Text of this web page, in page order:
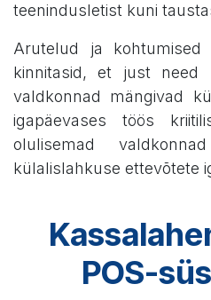
teenindusletist kuni
Arutelud ja kohtumised
kinnitasid, et just need
valdkonnad mängivad
igapäevases töös
olulisemad
külalislahkuse ettevõtete
POS-